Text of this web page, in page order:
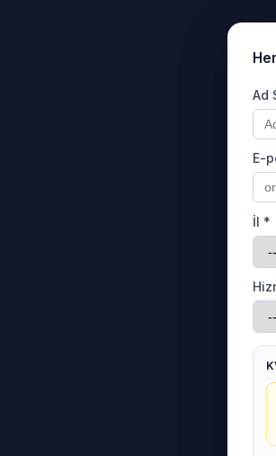
Ad
E-
İl *